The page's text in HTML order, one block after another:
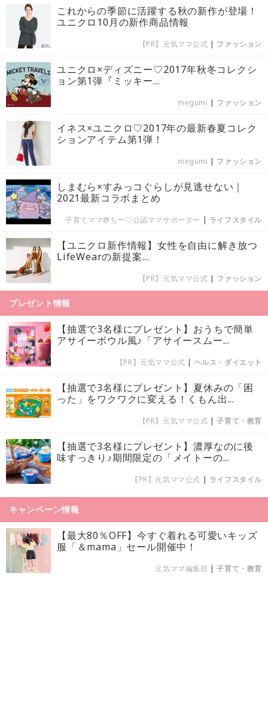
これからの季節に活躍する秋の新作が登場！
ユニクロ10月の新作商品情報
【PR】元気ママ公式 | ファッション
ユニクロ×ディズニー♡2017年秋冬コレクシ
ョン第1弾『ミッキー...
megumi | ファッション
イネス×ユニクロ♡2017年の最新春夏コレク
ションアイテム第1弾！
megumi | ファッション
しまむら×すみっコぐらしが見逃せない｜
2021最新コラボまとめ
子育てママ@ちー♡公認ママサポーター | ライフスタイル
【ユニクロ新作情報】女性を自由に解き放つ
LifeWearの新提案...
【PR】元気ママ公式 | ファッション
プレゼント情報
【抽選で3名様にプレゼント】おうちで簡単
アサイーボウル風♪「アサイースムー...
【PR】元気ママ公式 | ヘルス・ダイエット
【抽選で3名様にプレゼント】夏休みの「困
った」をワクワクに変える！くもん出...
【PR】元気ママ公式 |子育て・教育
【抽選で3名様にプレゼント】濃厚なのに後
味すっきり♪期間限定の「メイトーの...
【PR】元気ママ公式 | ライフスタイル
キャンペーン情報
【最大80％OFF】今すぐ着れる可愛いキッズ
服「＆mama」セール開催中！
元気ママ編集部 |子育て・教育